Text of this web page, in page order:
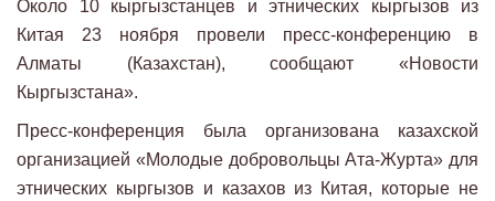
Около 10 кыргызстанцев и этнических кыргызов из
Китая 23 ноября провели пресс-конференцию в
Алматы (Казахстан), сообщают «Новости
Кыргызстана».
Пресс-конференция была организована казахской
организацией «Молодые добровольцы Ата-Журта» для
этнических кыргызов и казахов из Китая, которые не